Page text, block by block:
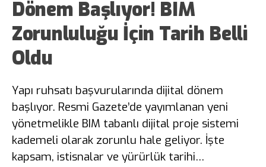
Dönem Başlıyor! BIM
Zorunluluğu İçin Tarih Belli
Oldu
Yapı ruhsatı başvurularında dijital dönem
başlıyor. Resmi Gazete’de yayımlanan yeni
yönetmelikle BIM tabanlı dijital proje sistemi
kademeli olarak zorunlu hale geliyor. İşte
kapsam, istisnalar ve yürürlük tarihi…